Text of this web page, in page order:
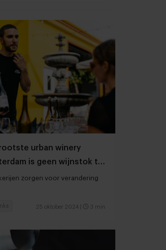
urban winery
is geen wijnstok te
zorgen voor verandering
25 oktober 2024 3 min